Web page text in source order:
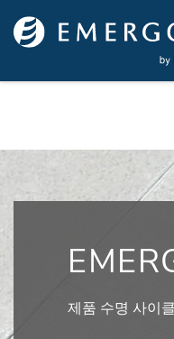
Skip to main content
제품 수명 사이